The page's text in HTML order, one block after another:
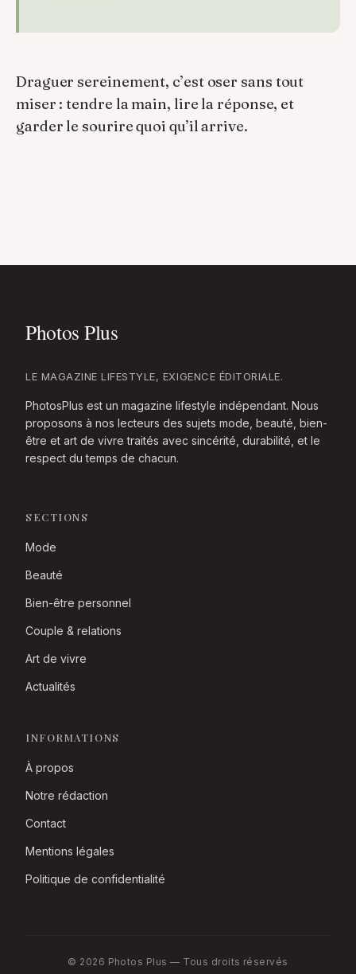
Draguer sereinement, c’est oser sans tout
miser : tendre la main, lire la réponse, et
garder le sourire quoi qu’il arrive.
LE MAGAZINE LIFESTYLE, EXIGENCE ÉDITORIALE.
PhotosPlus est un magazine lifestyle indépendant. Nous
proposons à nos lecteurs des sujets mode, beauté, bien-
être et art de vivre traités avec sincérité, durabilité, et le
respect du temps de chacun.
SECTIONS
Mode
Beauté
Bien-être personnel
Couple & relations
Art de vivre
Actualités
INFORMATIONS
À propos
Notre rédaction
Contact
Mentions légales
Politique de confidentialité
© 2026 Photos Plus — Tous droits réservés